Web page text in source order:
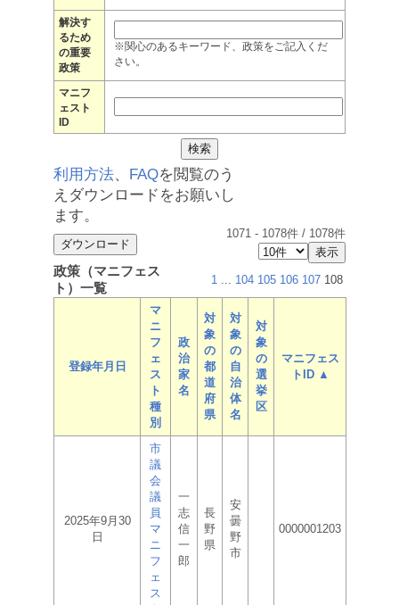
解決す
るため
の重要
政策
※関心のあるキーワード、政策をご記入くだ
さい。
マニフ
ェスト
ID
利用方法、 FAQを閲覧のう
えダウンロードをお願いし
ます。
1071 - 1078件 / 1078件
政策（マニフェス
ト）一覧
1 ... 104 105 106 107 108
登録年月日
マ
ニ
フ
ェ
ス
ト
種
別
政
治
家
名
対
象
の
都
道
府
県
対
象
の
自
治
体
名
対
象
の
選
挙
区
マニフェス
トID ▲
2025年9月30
日
市
議
会
議
員
マ
ニ
フ
ェ
ス
一
志
信
一
郎
長
野
県
安
曇
野
市
0000001203